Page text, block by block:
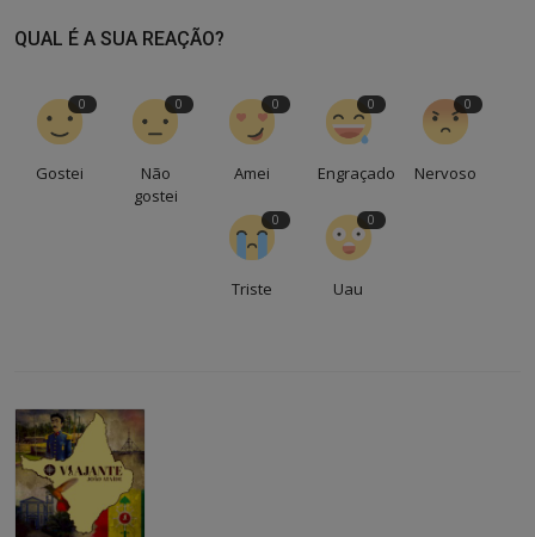
QUAL É A SUA REAÇÃO?
0
Gostei
0
Não
gostei
0
Amei
0
Engraçado
0
Nervoso
0
Triste
0
Uau